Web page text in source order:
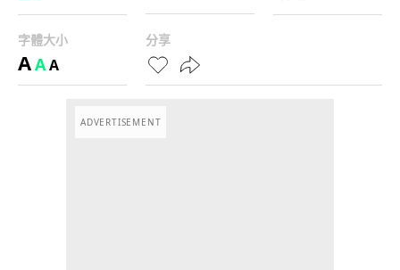
字體大小
AAA
分享
ADVERTISEMENT